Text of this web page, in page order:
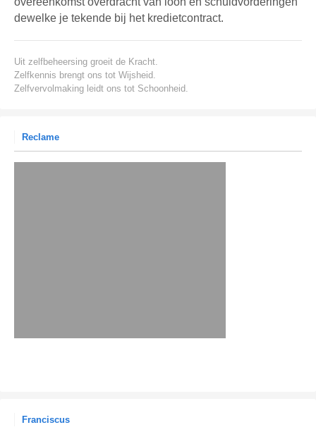
dewelke je tekende bij het kredietcontract.
Uit zelfbeheersing groeit de Kracht.
Zelfkennis brengt ons tot Wijsheid.
Zelfvervolmaking leidt ons tot Schoonheid.
Reclame
Franciscus